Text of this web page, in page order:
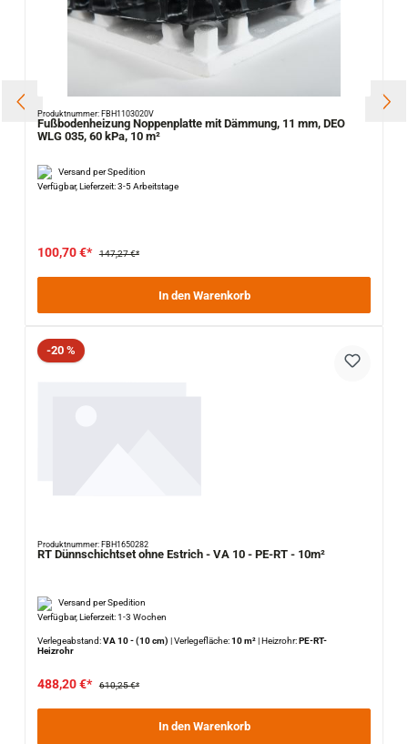
Produktnummer: FBH1103020V
Fußbodenheizung Noppenplatte mit Dämmung, 11 mm, DEO
WLG 035, 60 kPa, 10 m²
Versand per Spedition
Verfügbar, Lieferzeit: 3-5 Arbeitstage
100,70 €* 147,27 €*
In den Warenkorb
Rabatt
-20 %
Produktnummer: FBH1650282
RT Dünnschichtset ohne Estrich - VA 10 - PE-RT - 10m²
Versand per Spedition
Verfügbar, Lieferzeit: 1-3 Wochen
Verlegeabstand:
VA 10 - (10 cm) |Verlegefläche:10 m²|Heizrohr:PE-RT-
Heizrohr
488,20 €* 610,25 €*
In den Warenkorb